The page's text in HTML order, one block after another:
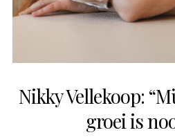
Nikky Vellekoop:
groei is